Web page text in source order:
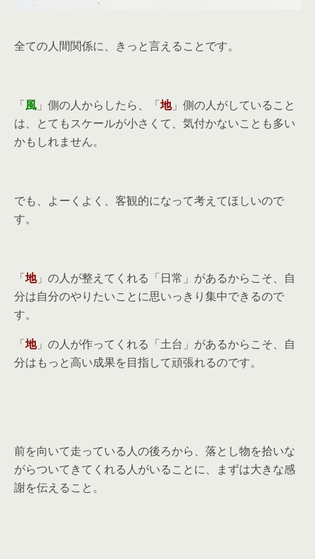
全ての人間関係に、きっと言えることです。
「風 」側の人からしたら、「地」側の人がしていること
は、とてもスケールが小さくて、気付かないことも多い
かもしれません。
でも、よーくよく、客観的になって考えてほしいので
す。
「地」の人が整えてくれる「日常」があるからこそ、自
分は自分のやりたいことに思いっきり集中できるので
す。
「地」の人が作ってくれる「土台」があるからこそ、自
分はもっと高い成果を目指して頑張れるのです。
前を向いて走っている人の後ろから、落とし物を拾いな
がらついてきてくれる人がいることに、まずは大きな感
謝を伝えること。